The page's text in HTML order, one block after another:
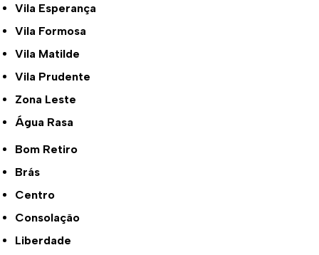
Vila Esperança
Vila Formosa
Vila Matilde
Vila Prudente
Zona Leste
Água Rasa
Bom Retiro
Brás
Centro
Consolação
Liberdade